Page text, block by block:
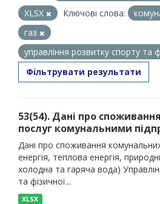
XLSX
Ключові слова:
газ
управління розвитку спорту та
Фільтрувати результати
53(54). Дані про
послуг комунальними
Дані про споживання
енергія, теплова енергія,
холодна та гаряча вода)
та фізичної...
XLSX